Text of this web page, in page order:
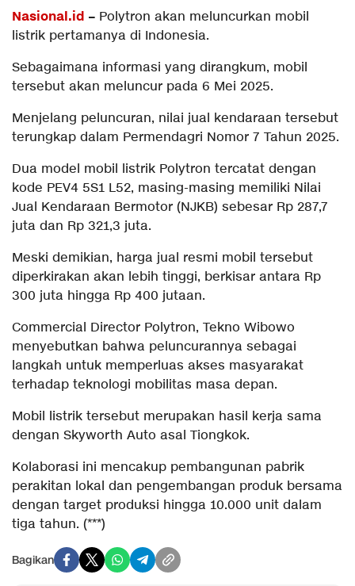
Nasional.id – Polytron akan meluncurkan mobil
listrik pertamanya di Indonesia.
Sebagaimana informasi yang dirangkum, mobil
tersebut akan meluncur pada 6 Mei 2025.
Menjelang peluncuran, nilai jual kendaraan tersebut
terungkap dalam Permendagri Nomor 7 Tahun 2025.
Dua model mobil listrik Polytron tercatat dengan
kode PEV4 5S1 L52, masing-masing memiliki Nilai
Jual Kendaraan Bermotor (NJKB) sebesar Rp 287,7
juta dan Rp 321,3 juta.
Meski demikian, harga jual resmi mobil tersebut
diperkirakan akan lebih tinggi, berkisar antara Rp
300 juta hingga Rp 400 jutaan.
Commercial Director Polytron, Tekno Wibowo
menyebutkan bahwa peluncurannya sebagai
langkah untuk memperluas akses masyarakat
terhadap teknologi mobilitas masa depan.
Mobil listrik tersebut merupakan hasil kerja sama
dengan Skyworth Auto asal Tiongkok.
Kolaborasi ini mencakup pembangunan pabrik
perakitan lokal dan pengembangan produk bersama
dengan target produksi hingga 10.000 unit dalam
tiga tahun. (***)
Bagikan